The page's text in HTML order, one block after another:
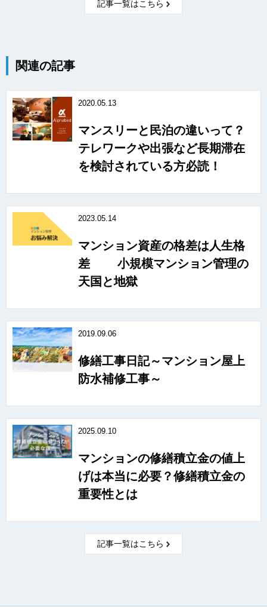
記事一覧はこちら
関連の記事
2020.05.13
マンスリーと民泊の違いって？
テレワークや出張など長期滞在
を検討されている方必読！
2023.05.14
マンション資産の格差は人生格
差 小規模マンション管理の
天国と地獄
2019.09.06
修繕工事日記～マンション屋上
防水補修工事～
2025.09.10
マンションの修繕積立金の値上
げは本当に必要？修繕積立金の
重要性とは
記事一覧はこちら